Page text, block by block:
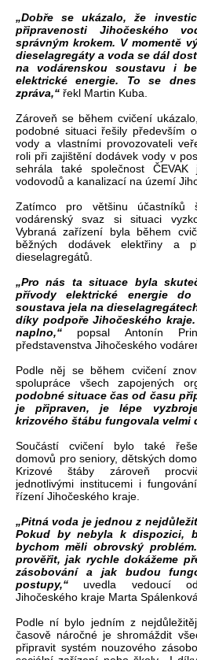
„Dobře se ukázalo, že
připravenosti Jihočeského
správným krokem. V momentě
dieselagregáty a voda se dál
na vodárenskou soustavu i
elektrické energie. To se
zpráva,“ řekl Martin Kuba.
Zároveň se během cvičení
podobné situaci řešily především
vody a vlastními provozovateli
roli při zajištění dodávek vody v
sehrála také společnost ČEVAK
vodovodů a kanalizací na území
Zatímco pro většinu účastníků
vodárenský svaz si situaci
Vybraná zařízení byla během
běžných dodávek elektřiny a
dieselagregátů.
„Pro nás ta situace byla
přívody elektrické energie
soustava jela na
díky podpoře Jihočeského
naplno,“ popsal Antonín
představenstva Jihočeského
Podle něj se během cvičení
spolupráce všech zapojených
podobné situace čas od času
je připraven, je lépe
krizového štábu fungovala velmi
Součástí cvičení bylo také
domovů pro seniory, dětských
Krizové štáby zároveň
jednotlivými institucemi i
řízení Jihočeského kraje.
„Pitná voda je jednou z
Pokud by nebyla k dispozici,
bychom měli obrovský
prověřit, jak rychle dokážeme
zásobování a jak budou
postupy,“uvedla vedoucí
Jihočeského kraje Marta
Podle ní bylo jedním z
časově náročné je shromáždit
připravit systém nouzového